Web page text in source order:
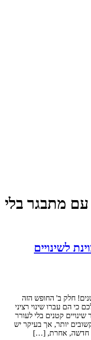
מתבגר בלי
לשינויים
חלק ב' החופש הזה
כי הם עברו שינוי רציני
שינויים קטנים בלי לעורר
יותר, אך בעיקר יש
חדשה, אחרת, […]